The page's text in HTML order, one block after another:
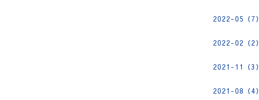
2022-05（7）
2022-02（2）
2021-11（3）
2021-08（4）